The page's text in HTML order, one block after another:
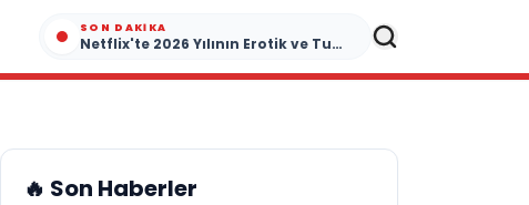
SON DAKIKA
Netflix'te 2026 Yılının Erotik ve Tutku Dolu Yapımları
🔥 Son Haberler